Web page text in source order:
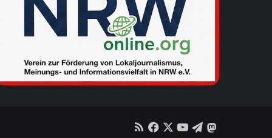
RSSFacebook
X YouTubeTelegram